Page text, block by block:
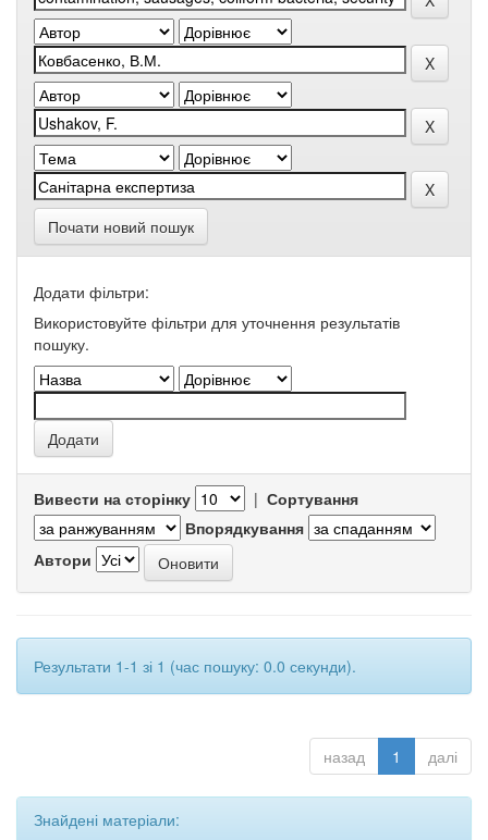
Почати новий пошук
Додати фільтри:
Використовуйте фільтри для уточнення результатів
пошуку.
Вивести на сторінку | Сортування
Впорядкування
Автори
Результати 1-1 зі 1 (час пошуку: 0.0 секунди).
назад 1 далі
Знайдені матеріали: